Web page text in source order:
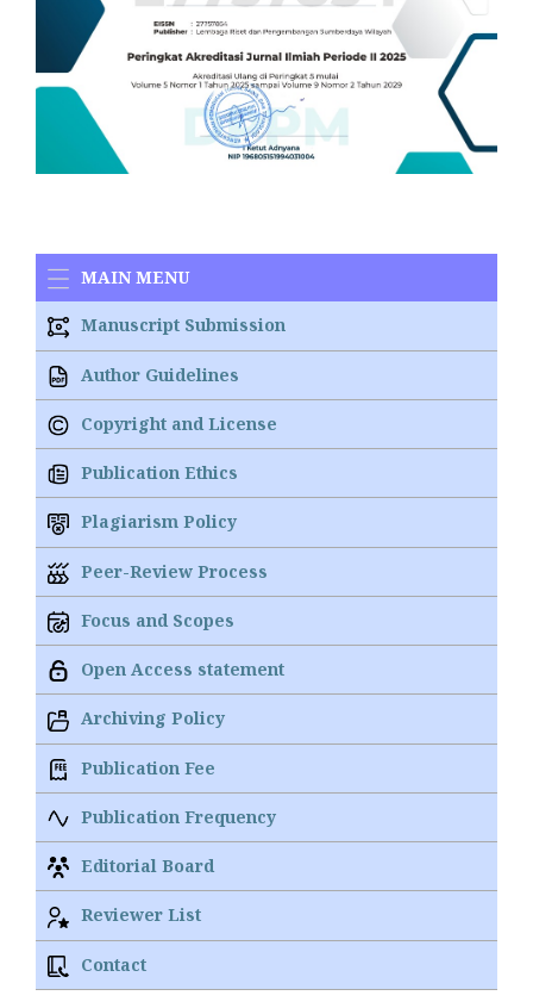
MAIN MENU
Manuscript Submission
Author Guidelines
Copyright and License
Publication Ethics
Plagiarism Policy
Peer-Review Process
Focus and Scopes
Open Access statement
Archiving Policy
Publication Fee
Publication Frequency
Editorial Board
Reviewer List
Contact